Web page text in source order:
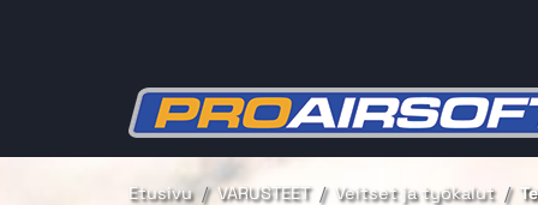
Etusivu VARUSTEET Veitset ja työkalut